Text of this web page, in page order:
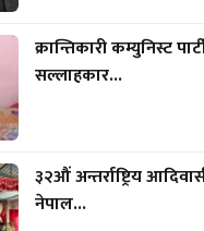
क्रान्तिकारी कम्युनिस्ट
सल्लाहकार...
३२औं अन्तर्राष्ट्रिय
नेपाल...